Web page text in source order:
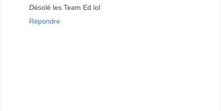
Désolé les Team Ed lol
Répondre